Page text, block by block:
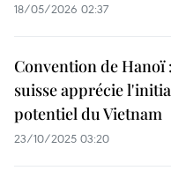
18/05/2026 02:37
Convention de Hanoï
suisse apprécie
potentiel du Vietnam
23/10/2025 03:20